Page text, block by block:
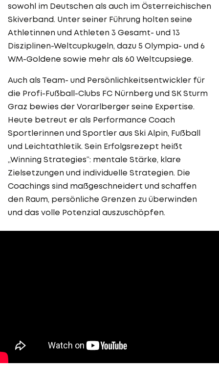
sowohl im Deutschen als auch im Österreichischen
Skiverband. Unter seiner Führung holten seine
Athletinnen und Athleten 3 Gesamt- und 13
Disziplinen-Weltcupkugeln, dazu 5 Olympia- und 6
WM-Goldene sowie mehr als 60 Weltcupsiege.
Auch als Team- und Persönlichkeitsentwickler für
die Profi-Fußball-Clubs FC Nürnberg und SK Sturm
Graz bewies der Vorarlberger seine Expertise.
Heute betreut er als Performance Coach
Sportlerinnen und Sportler aus Ski Alpin, Fußball
und Leichtathletik. Sein Erfolgsrezept heißt
„Winning Strategies“: mentale Stärke, klare
Zielsetzungen und individuelle Strategien. Die
Coachings sind maßgeschneidert und schaffen
den Raum, persönliche Grenzen zu überwinden
und das volle Potenzial auszuschöpfen.